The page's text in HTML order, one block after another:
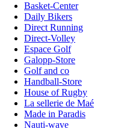
Basket-Center
Daily Bikers
Direct Running
Direct-Volley
Espace Golf
Galopp-Store
Golf and co
Handball-Store
House of Rugby
La sellerie de Maé
Made in Paradis
Nauti-wave